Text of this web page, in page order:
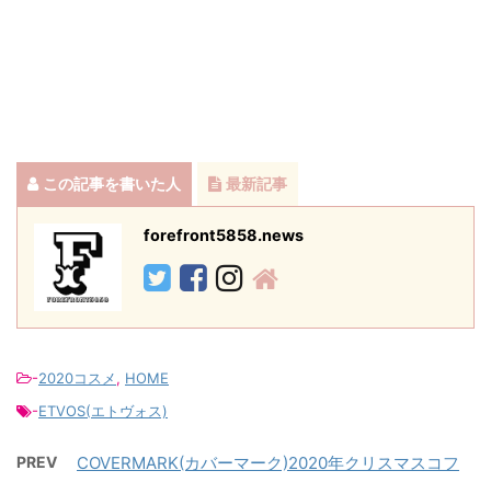
この記事を書いた人 最新記事
forefront5858.news
-2020コスメ, HOME
-ETVOS(エトヴォス)
PREV
COVERMARK(カバーマーク)2020年クリスマスコフ